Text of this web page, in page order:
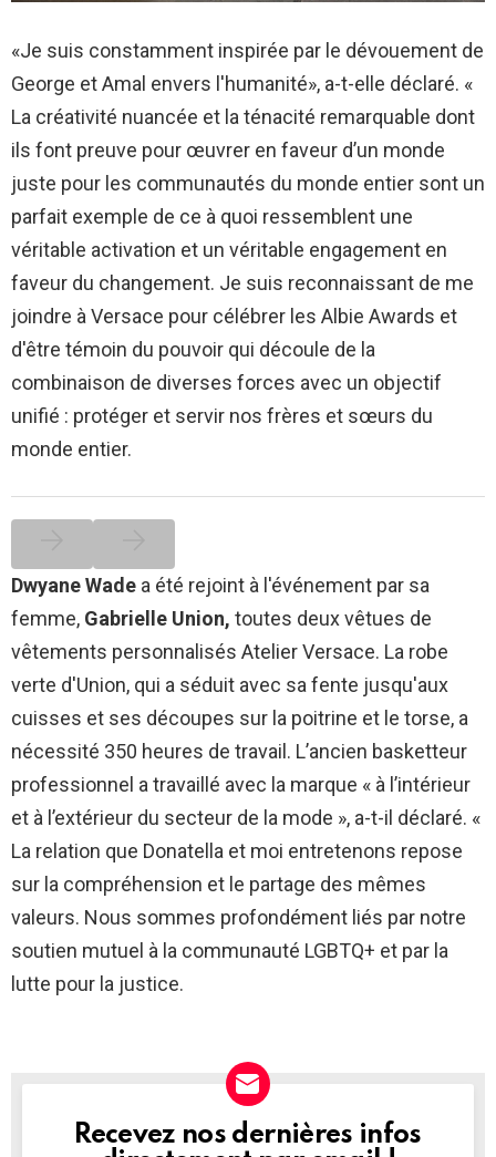
«Je suis constamment inspirée par le dévouement de
George et Amal envers l'humanité», a-t-elle déclaré. «
La créativité nuancée et la ténacité remarquable dont
ils font preuve pour œuvrer en faveur d’un monde
juste pour les communautés du monde entier sont un
parfait exemple de ce à quoi ressemblent une
véritable activation et un véritable engagement en
faveur du changement. Je suis reconnaissant de me
joindre à Versace pour célébrer les Albie Awards et
d'être témoin du pouvoir qui découle de la
combinaison de diverses forces avec un objectif
unifié : protéger et servir nos frères et sœurs du
monde entier.
Dwyane Wade a été rejoint à l'événement par sa
femme, Gabrielle Union, toutes deux vêtues de
vêtements personnalisés Atelier Versace. La robe
verte d'Union, qui a séduit avec sa fente jusqu'aux
cuisses et ses découpes sur la poitrine et le torse, a
nécessité 350 heures de travail. L’ancien basketteur
professionnel a travaillé avec la marque « à l’intérieur
et à l’extérieur du secteur de la mode », a-t-il déclaré. «
La relation que Donatella et moi entretenons repose
sur la compréhension et le partage des mêmes
valeurs. Nous sommes profondément liés par notre
soutien mutuel à la communauté LGBTQ+ et par la
lutte pour la justice.
NEWSLETTER
Recevez nos dernières infos